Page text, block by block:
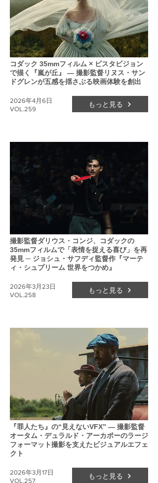
コダック 35mmフィルム × ビスタビジョン
で描く『嵐が丘』 ― 撮影監督リヌス・サン
ドグレンが五感を揺さぶる映画体験を創出
VOL.259
2026年4月6日 もっと見る
撮影監督ダリウス・コンジ、コダックの
35mmフィルムで「表情を捉える喜び」を再
発見 ─ ジョシュ・サフディ監督作『マーテ
ィ・シュプリーム 世界をつかめ』
VOL.258
2026年3月23日 もっと見る
『罪人たち』の“見えないVFX” ― 撮影監督
オータム・デュラルド・アーカポーのラージ
フォーマット撮影を支えたビジュアルエフェ
クト
VOL.257
2026年3月17日 もっと見る